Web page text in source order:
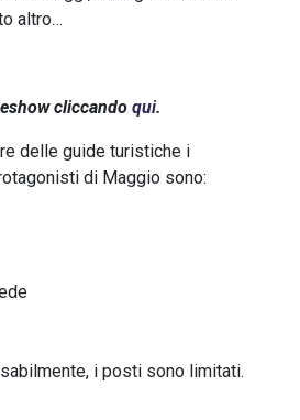
altro…
cliccando qui.
delle guide turistiche i
di Maggio sono:
i posti sono limitati.